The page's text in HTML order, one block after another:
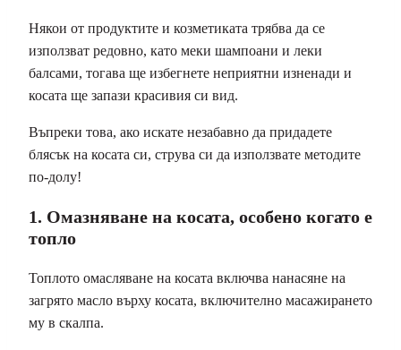
Някои от продуктите и козметиката трябва да се
използват редовно, като меки шампоани и леки
балсами, тогава ще избегнете неприятни изненади и
косата ще запази красивия си вид.
Въпреки това, ако искате незабавно да придадете
блясък на косата си, струва си да използвате методите
по-долу!
1. Омазняване на косата, особено когато е
топло
Топлото омасляване на косата включва нанасяне на
загрято масло върху косата, включително масажирането
му в скалпа.